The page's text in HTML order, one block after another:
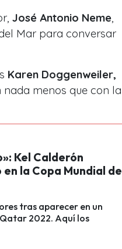
José Antonio Neme
Mar para conversar
Karen Doggenweiler,
menos que con la
Kel Calderón
la Copa Mundial de
tras aparecer en un
2022. Aquí los